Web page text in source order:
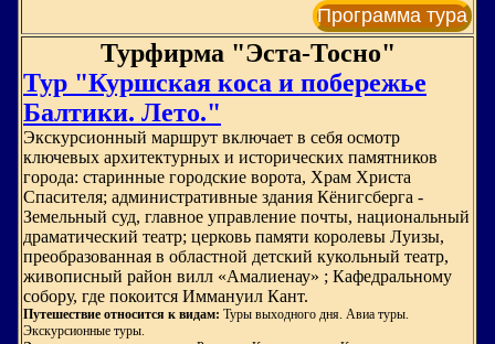
Программа тура
Турфирма "Эста-Тосно"
Тур "Куршская коса и побережье
Балтики. Лето."
Экскурсионный маршрут включает в себя осмотр
ключевых архитектурных и исторических памятников
города: старинные городские ворота, Храм Христа
Спасителя; административные здания Кёнигсберга -
Земельный суд, главное управление почты, национальный
драматический театр; церковь памяти королевы Луизы,
преобразованная в областной детский кукольный театр,
живописный район вилл «Амалиенау» ; Кафедральному
собору, где покоится Иммануил Кант.
Путешествие относится к видам: Туры выходного дня. Авиа туры.
Экскурсионные туры.